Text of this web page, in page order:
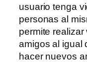
usuario tenga
personas al
permite
amigos al igual
hacer nuevos